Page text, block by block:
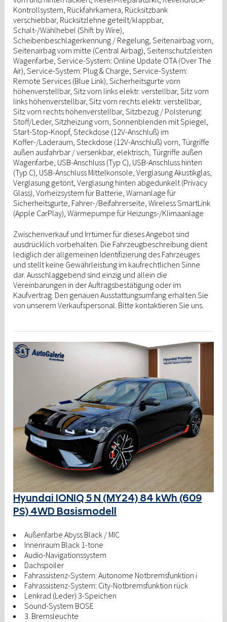
Kontrollsystem, Rückfahrkamera, Rücksitzbank
verschiebbar, Rücksitzlehne geteilt/klappbar,
Schalt-/Wählhebel (Shift by Wire),
Scheibenbeschlagerkennung / Regelung, Seitenairbag vorn,
Seitenairbag vorn mitte (Central Airbag), Seitenschutzleisten
Wagenfarbe, Service-System: Online Update OTA (Over The
Air), Service-System: Plug & Charge, Service-System:
Remote Services (Blue Link), Sicherheitsgurte vorn
höhenverstellbar, Sitz vorn links elektr. verstellbar, Sitz vorn
links höhenverstellbar, Sitz vorn rechts elektr. verstellbar,
Sitz vorn rechts höhenverstellbar, Sitzbezug / Polsterung:
Stoff/Leder, Sitzheizung vorn, Sonnenblenden mit Spiegel,
Start-Stop-Knopf, Steckdose (12V-Anschluß) im
Koffer-/Laderaum, Steckdose (12V-Anschluß) vorn, Türgriffe
außen ausfahrbar / versenkbar, elektrisch, Türgriffe außen
Wagenfarbe, USB-Anschluss (Typ C), USB-Anschluss hinten
(Typ C), USB-Anschluss Mittelkonsole, Verglasung Akustikglas,
Verglasung getönt, Verglasung hinten abgedunkelt (Privacy
Glass), Vorheizsystem für Batterie, Warnanlage für
Sicherheitsgurte, Fahrer-/Beifahrerseite, Wireless SmartLink
(Apple CarPlay), Wärmepumpe für Heizungs-/Klimaanlage
Zwischenverkauf und Irrtümer für dieses Angebot sind
ausdrücklich vorbehalten. Die Fahrzeugbeschreibung dient
lediglich der allgemeinen Identifizierung des Fahrzeuges
und stellt keine Gewährleistung im kaufrechtlichen Sinne
dar. Ausschlaggebend sind einzig und allein die
Vereinbarungen in der Auftragsbestätigung oder im
Kaufvertrag. Den genauen Ausstattungsumfang erhalten Sie
von unserem Verkaufspersonal. Bitte kontaktieren Sie uns.
Hyundai IONIQ 5 N (MY24) 84 kWh (609
PS) 4WD Basismodell
Außenfarbe Abyss Black / MIC
Innenraum Black 1-tone
Audio-Navigationssystem
Dachspoiler
Fahrassistenz-System: Autonome Notbremsfunktion i
Fahrassistenz-System: City-Notbremsfunktion rück
Lenkrad (Leder) 3-Speichen
Sound-System BOSE
3. Bremsleuchte